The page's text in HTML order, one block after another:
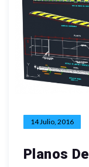
14 Julio, 2016
Planos